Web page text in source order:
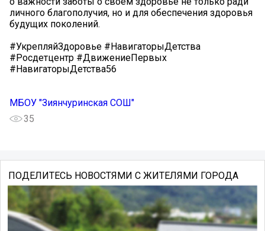
личного благополучия, но и для обеспечения здоровья
будущих поколений.
#УкрепляйЗдоровье #НавигаторыДетства
#Росдетцентр #ДвижениеПервых
#НавигаторыДетства56
МБОУ "Зиянчуринская СОШ"
35
ПОДЕЛИТЕСЬ НОВОСТЯМИ С ЖИТЕЛЯМИ ГОРОДА